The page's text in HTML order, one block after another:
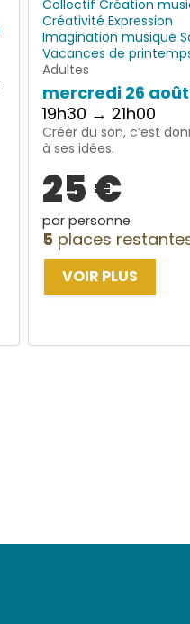
Collectif Création
Créativité Expression
Imagination musique
Vacances de
Adultes
mercredi 26 août
19h30 → 21h00
Créer du son, c’est
à ses idées.
25 €
par personne
5 places
VOIR PLUS